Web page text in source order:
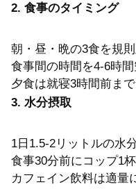
2. 食事のタイミング
朝・昼・晩の3食を規則
食事間の時間を4-6時間
夕食は就寝3時間前ま
3. 水分摂取
1日1.5-2リットルの水
食事30分前にコップ1
カフェイン飲料は適量